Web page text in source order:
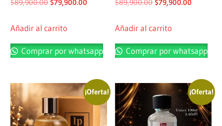
$89,900.00 $79,900.00
Añadir al carrito
Comprar por whatsapp
$89,900.00 $79,900.00
Añadir al carrito
Comprar por whatsapp
¡Oferta! ¡Oferta!